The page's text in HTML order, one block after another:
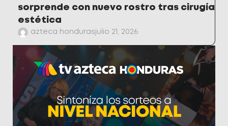
sorprende con nuevo rostro tras cirugía
estética
azteca hondurasjulio 21, 2026